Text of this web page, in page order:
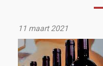
11 maart 2021